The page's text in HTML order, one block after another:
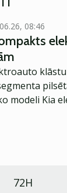
08:46
modeli Kia
72H